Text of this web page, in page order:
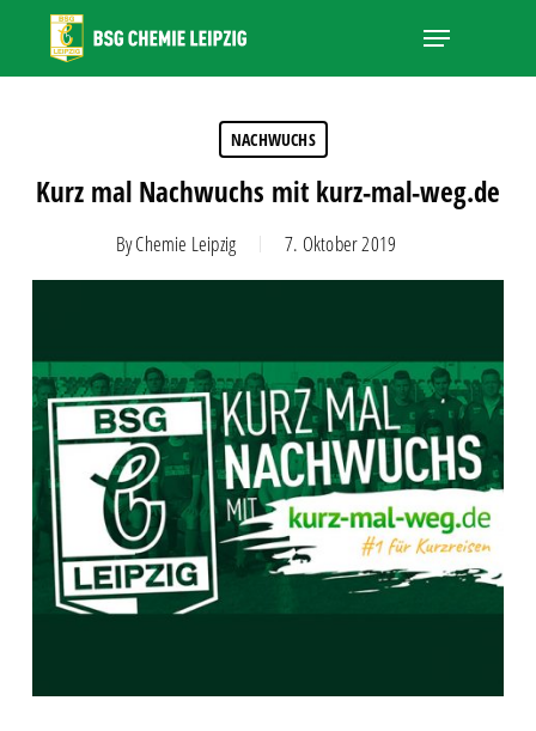
main
Menu
NACHWUCHS
Kurz mal Nachwuchs mit kurz-mal-weg.de
ByChemie Leipzig 7. Oktober 2019
Close